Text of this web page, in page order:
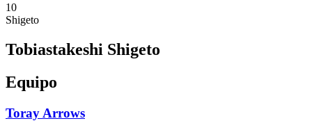
10
Shigeto
Tobiastakeshi Shigeto
Equipo
Toray Arrows